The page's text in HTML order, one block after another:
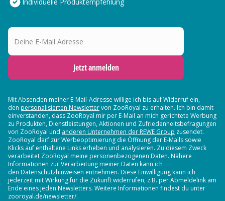
Deine E-Mail Adresse
Jetzt anmelden
Mit Absenden meiner E-Mail-Adresse willige ich bis auf Widerruf ein,
den personalisierten Newslettervon ZooRoyal zu erhalten. Ich bin damit
einverstanden, dass ZooRoyal mir per E-Mail an mich gerichtete Werbung
zu Produkten, Dienstleistungen, Aktionen und Zufriedenheitsbefragungen
von ZooRoyal und anderen Unternehmen der REWE Group zusendet.
ZooRoyal darf zur Werbeoptimierung die Öffnung der E-Mails sowie
Klicks auf enthaltene Links erheben und analysieren. Zu diesem Zweck
verarbeitet ZooRoyal meine personenbezogenen Daten. Nähere
Informationen zur Verarbeitung meiner Daten kann ich
den Datenschutzhinweisen entnehmen. Diese Einwilligung kann ich
jederzeit mit Wirkung für die Zukunft widerrufen, z.B. per Abmeldelink am
Ende eines jeden Newsletters. Weitere Informationen findest du unter
zooroyal.de/newsletter/.